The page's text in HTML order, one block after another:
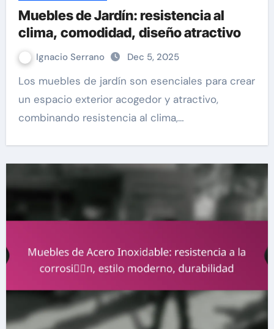
Muebles de Jardín: resistencia al
clima, comodidad, diseño atractivo
Ignacio Serrano Dec 5, 2025
Los muebles de jardín son esenciales para crear
un espacio exterior acogedor y atractivo,
combinando resistencia al clima,…